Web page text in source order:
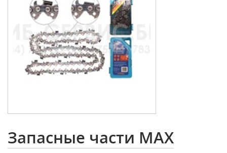
Запасные части MAX